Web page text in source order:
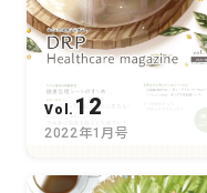
Vol. 12
2022年1月号